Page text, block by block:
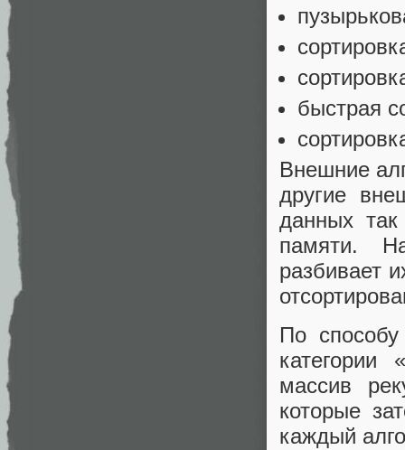
быстрая
Внешние
другие
данных
памяти.
разбивает
По
категории
массив
которые
каждый